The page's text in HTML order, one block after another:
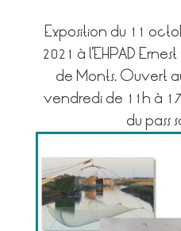
Exposition du 11
2021 à l’EHPAD
de Monts. Ouvert
vendredi de 11h à
du pass